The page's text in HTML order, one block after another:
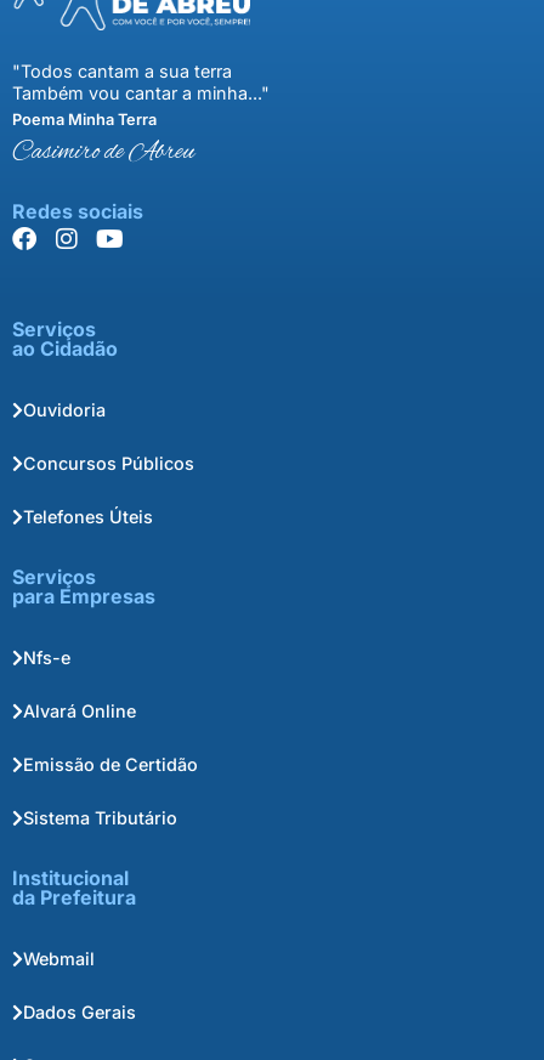
"Todos cantam a sua terra
Também vou cantar a minha..."
Poema Minha Terra
Casimiro de Abreu
Redes sociais
Serviços
ao Cidadão
Ouvidoria
Concursos Públicos
Telefones Úteis
Serviços
para Empresas
Nfs-e
Alvará Online
Emissão de Certidão
Sistema Tributário
Institucional
da Prefeitura
Webmail
Dados Gerais